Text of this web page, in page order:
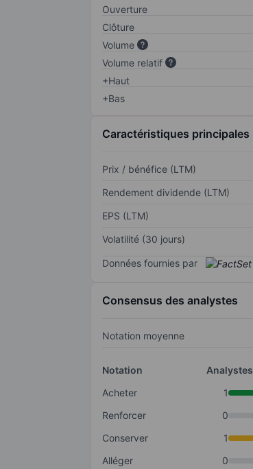
Ouverture
Clôture
Volume
Volume relatif
+Haut
+Bas
Caractéristiques principales
Prix / bénéfice (LTM)
Rendement dividende (LTM)
EPS (LTM)
Volatilité (30 jours)
Données fournies par
Consensus des analystes
Notation moyenne
Notation
Analystes
Acheter
1
Renforcer
0
Conserver
1
Alléger
0